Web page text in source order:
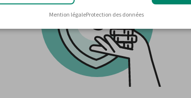
Mention légaleProtection des données